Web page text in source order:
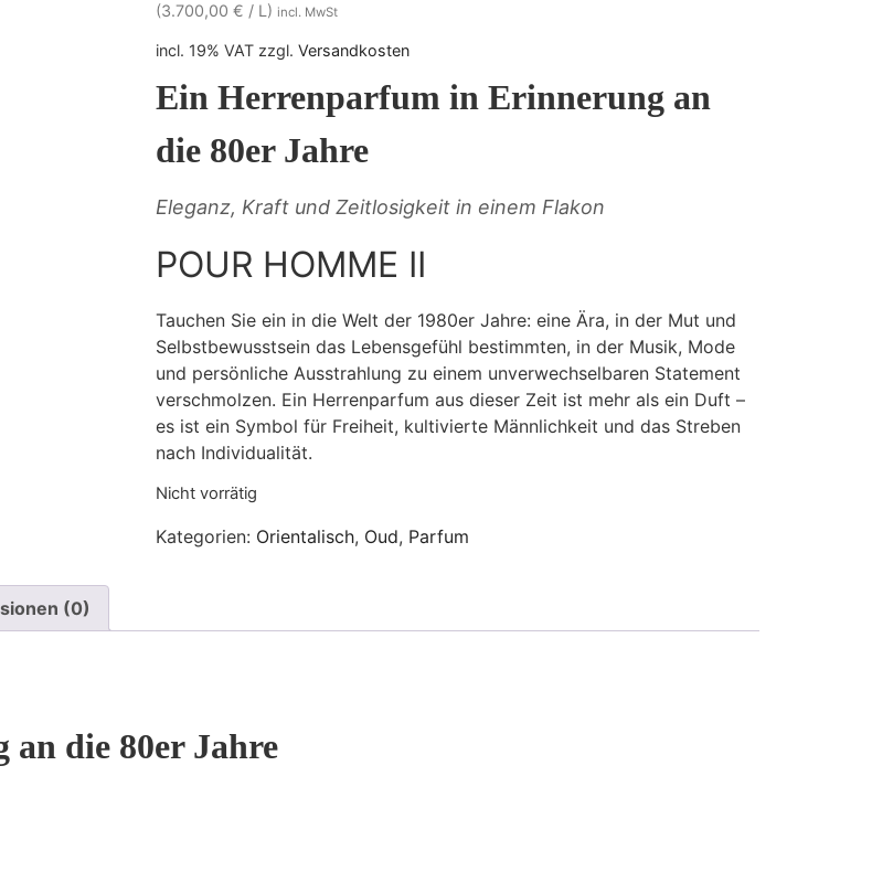
(3.700,00 € / L) incl. MwSt
incl. 19% VAT zzgl. Versandkosten
Ein Herrenparfum in Erinnerung an
die 80er Jahre
Eleganz, Kraft und Zeitlosigkeit in einem Flakon
POUR HOMME II
Tauchen Sie ein in die Welt der 1980er Jahre: eine Ära, in der Mut und
Selbstbewusstsein das Lebensgefühl bestimmten, in der Musik, Mode
und persönliche Ausstrahlung zu einem unverwechselbaren Statement
verschmolzen. Ein Herrenparfum aus dieser Zeit ist mehr als ein Duft –
es ist ein Symbol für Freiheit, kultivierte Männlichkeit und das Streben
nach Individualität.
Nicht vorrätig
Kategorien: Orientalisch, Oud, Parfum
(0)
die 80er Jahre